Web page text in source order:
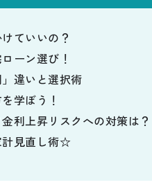
ていいの？
ーン選び！
違いと選択術
学ぼう！
利上昇リスクへの対策は？
計見直し術☆